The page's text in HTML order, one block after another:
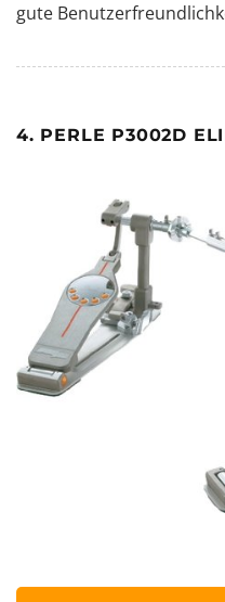
gute
4. PERLE P3002D